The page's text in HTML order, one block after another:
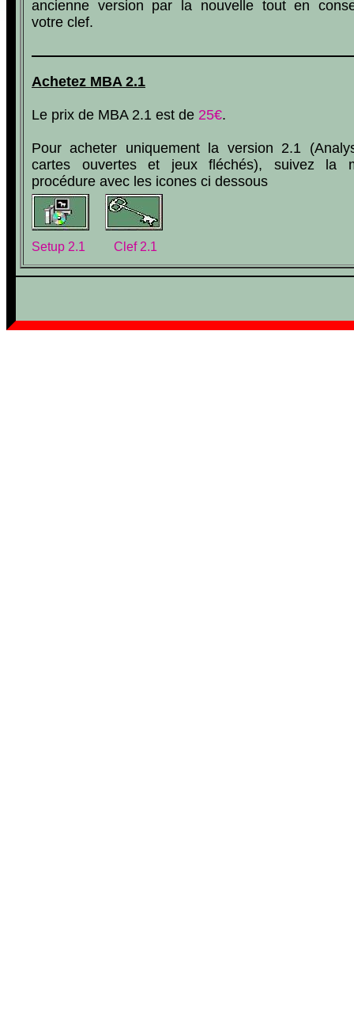
ancienne version par la nouvelle tout en
votre clef.
Achetez MBA 2.1
Le prix de MBA 2.1 est de 25€.
Pour acheter uniquement la version 2.1
cartes ouvertes et jeux fléchés), suivez la
procédure avec les icones ci dessous
Setup 2.1 Clef 2.1